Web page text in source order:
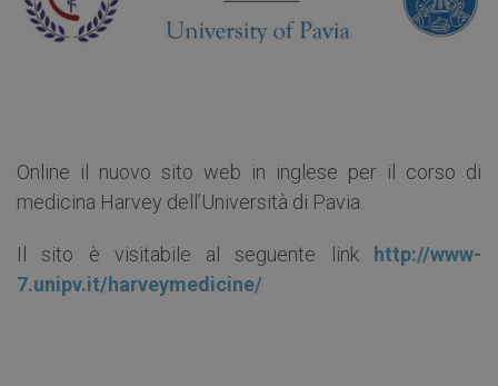
Online il nuovo sito web in inglese per il corso di
medicina Harvey dell’Università di Pavia.
Il sito è visitabile al seguente link
http://www-
7.unipv.it/harveymedicine/